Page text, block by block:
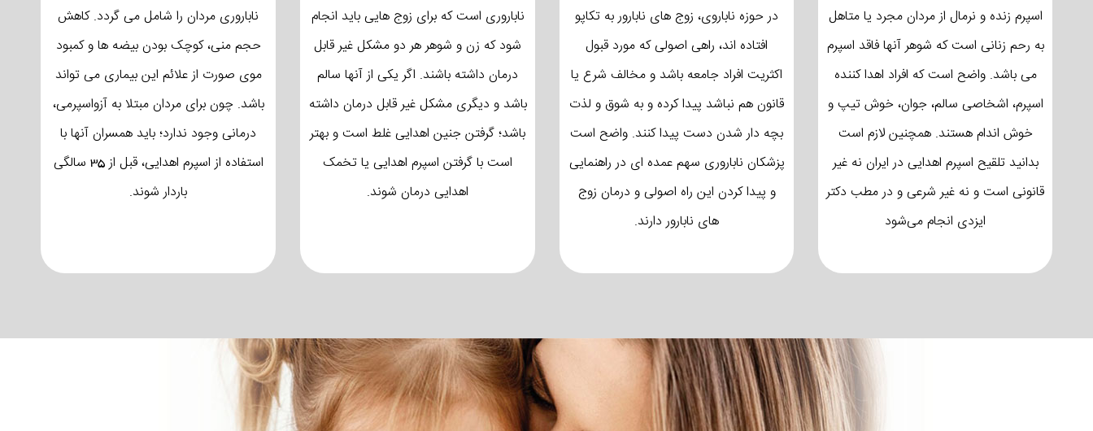
اسپرم زنده و نرمال از مردان مجرد یا متاهل
به رحم زنانی است که شوهر آنها فاقد اسپرم
می باشد. واضح است که افراد اهدا کننده
اسپرم، اشخاصی سالم، جوان، خوش تیپ و
خوش اندام هستند. همچنین لازم است
بدانید تلقیح اسپرم اهدایی در ایران نه غیر
قانونی است و نه غیر شرعی و در مطب دکتر
ایزدی انجام می‌شود
در حوزه ناباروی، زوج های نابارور به تکاپو
افتاده اند، راهی اصولی که مورد قبول
اکثریت افراد جامعه باشد و مخالف شرع یا
قانون هم نباشد پیدا کرده و به شوق و لذت
بچه دار شدن دست پیدا کنند. واضح است
پزشکان ناباروری سهم عمده ای در راهنمایی
و پیدا کردن این راه اصولی و درمان زوج
های نابارور دارند.
ناباروری است که برای زوج هایی باید انجام
شود که زن و شوهر هر دو مشکل غیر قابل
درمان داشته باشند. اگر یکی از آنها سالم
باشد و دیگری مشکل غیر قابل درمان داشته
باشد؛ گرفتن جنین اهدایی غلط است و بهتر
است با گرفتن اسپرم اهدایی یا تخمک
اهدایی درمان شوند.
ناباروری مردان را شامل می گردد. کاهش
حجم منی، کوچک بودن بیضه ها و کمبود
موی صورت از علائم این بیماری می تواند
باشد. چون برای مردان مبتلا به آزواسپرمی،
درمانی وجود ندارد؛ باید همسران آنها با
استفاده از اسپرم اهدایی، قبل از 35 سالگی
باردار شوند.